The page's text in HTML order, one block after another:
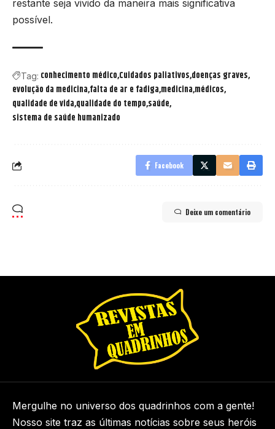
restante seja vivido da maneira mais significativa
possível.
Tag: conhecimento médico Cuidados paliativos doenças graves
evolução da medicina falta de ar e fadiga medicina médicos
qualidade de vida qualidade do tempo saúde
sistema de saúde humanizado
Facebook
Deixe um comentário
Mergulhe no universo dos quadrinhos com a gente!
Nosso site traz as últimas notícias sobre seus heróis